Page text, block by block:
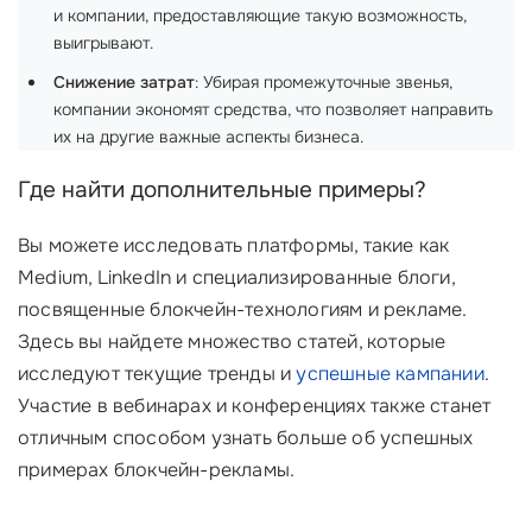
и компании, предоставляющие такую возможность,
выигрывают.
Снижение затрат: Убирая промежуточные звенья,
компании экономят средства, что позволяет направить
их на другие важные аспекты бизнеса.
Где найти дополнительные примеры?
Вы можете исследовать платформы, такие как
Medium, LinkedIn и специализированные блоги,
посвященные блокчейн-технологиям и рекламе.
Здесь вы найдете множество статей, которые
исследуют текущие тренды иуспешные кампании.
Участие в вебинарах и конференциях также станет
отличным способом узнать больше об успешных
примерах блокчейн-рекламы.